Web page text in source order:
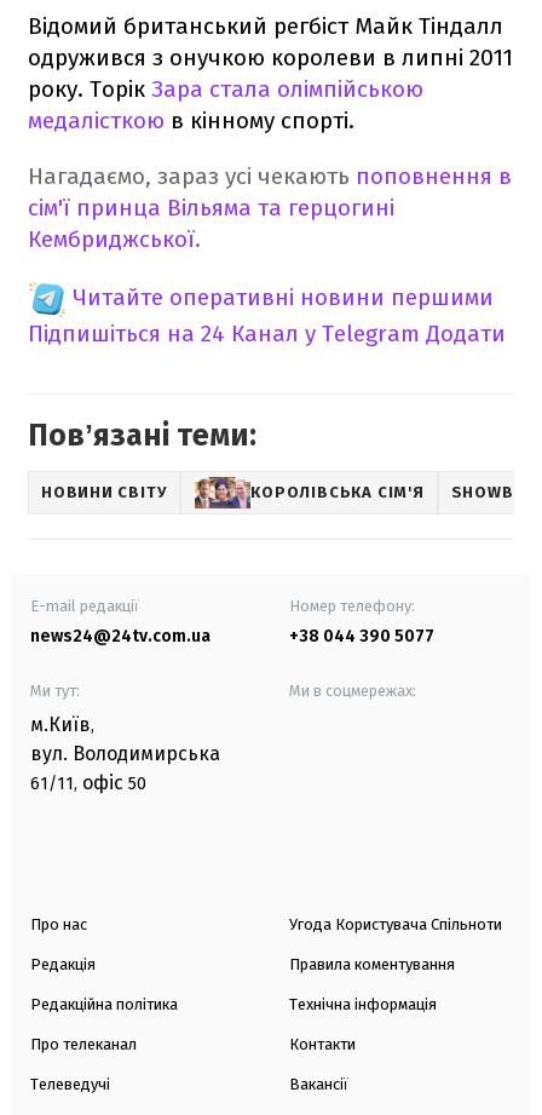
Відомий британський регбіст Майк Тіндалл
одружився з онучкою королеви в липні 2011
року. Торік Зара стала олімпійською
медалісткою в кінному спорті.
Нагадаємо, зараз усі чекають поповнення в
сім'ї принца Вільяма та герцогині
Кембриджської.
Читайте оперативні новини першими
Підпишіться на 24 Канал у Telegram Додати
Повʼязані теми:
НОВИНИ СВІТУ КОРОЛІВСЬКА СІМ'Я SHOWBIZ
E-mail редакції
news24@24tv.com.ua
Номер телефону:
+38 044 390 5077
Ми тут:
м.Київ,
вул. Володимирська
61/11, офіс 50
Ми в соцмережах:
Про нас
Редакція
Редакційна політика
Про телеканал
Телеведучі
Угода Користувача Спільноти
Правила коментування
Технічна інформація
Контакти
Вакансії